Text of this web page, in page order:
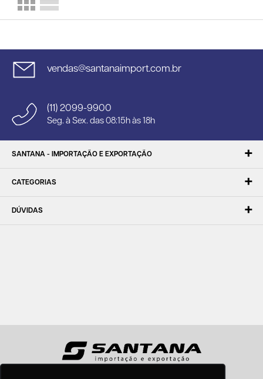
vendas@santanaimport.com.br
(11) 2099-9900
Seg. à Sex. das 08:15h às 18h
SANTANA - IMPORTAÇÃO E EXPORTAÇÃO
CATEGORIAS
DÚVIDAS